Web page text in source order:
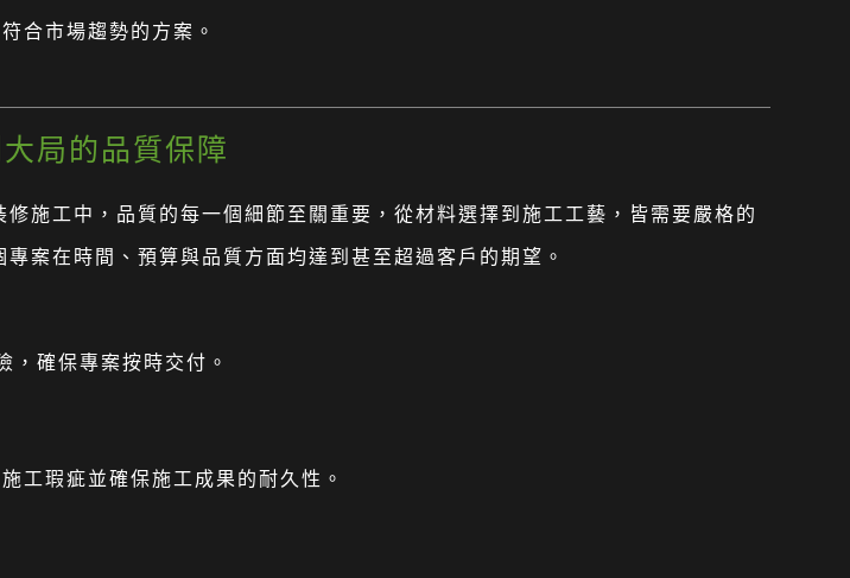
合市場趨勢的方案。
局的品質保障
施工中，品質的每一個細節至關重要，從材料選擇到施工工藝，皆需要嚴格的
案在時間、預算與品質方面均達到甚至超過客戶的期望。
，確保專案按時交付。
工瑕疵並確保施工成果的耐久性。